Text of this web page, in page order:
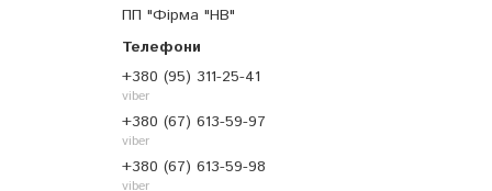
ПП "Фірма "НВ"
+380 (95) 311-25-41
viber
+380 (67) 613-59-97
viber
+380 (67) 613-59-98
viber